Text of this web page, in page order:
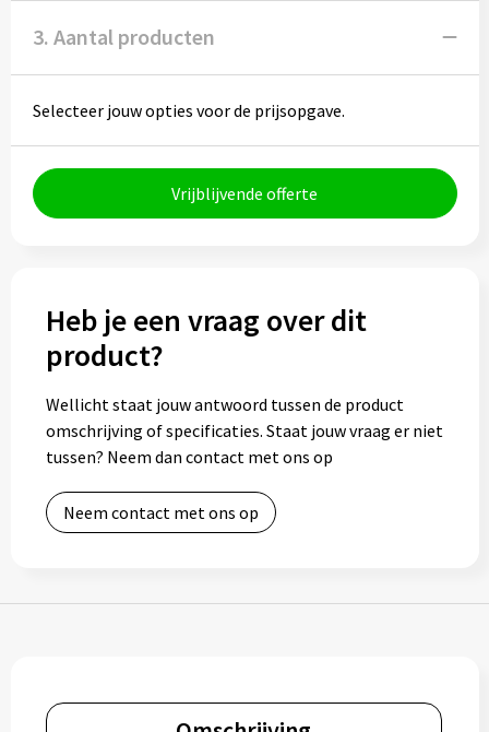
Eten & drinken
Bidons
Drinkbekers
Drinkflessen
Thermosbekers
Mokken & kopjes
Glazen
Snoep
3. Aantal producten
Selecteer jouw opties voor de prijsopgave.
Vrijblijvende offerte
Heb je een vraag over dit
product?
Wellicht staat jouw antwoord tussen de product
omschrijving of specificaties. Staat jouw vraag er niet
tussen? Neem dan contact met ons op
Neem contact met ons op